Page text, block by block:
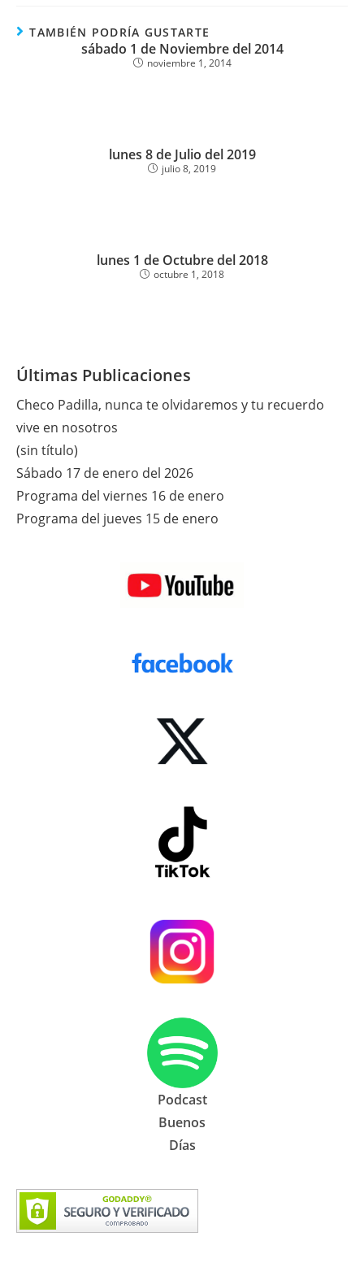
TAMBIÉN PODRÍA GUSTARTE
sábado 1 de Noviembre del 2014
noviembre 1, 2014
lunes 8 de Julio del 2019
julio 8, 2019
lunes 1 de Octubre del 2018
octubre 1, 2018
Últimas Publicaciones
Checo Padilla, nunca te olvidaremos y tu recuerdo
vive en nosotros
(sin título)
Sábado 17 de enero del 2026
Programa del viernes 16 de enero
Programa del jueves 15 de enero
Podcast
Buenos
Días